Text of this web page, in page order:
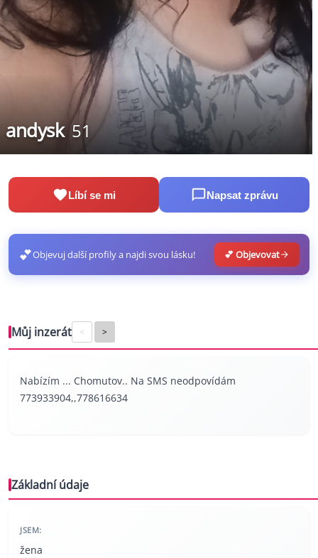
andysk 51
Líbí se mi Napsat zprávu
💕Objevuj další profily a najdi svou lásku! 💕 Objevovat
Můj inzerát < >
Nabízím ... Chomutov.. Na SMS neodpovídám
773933904,,778616634
Základní údaje
JSEM:
žena